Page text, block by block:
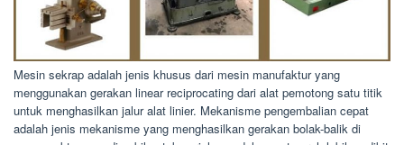
Mesin sekrap adalah jenis khusus dari mesin manufaktur yang
menggunakan gerakan linear reciprocating dari alat pemotong satu titik
untuk menghasilkan jalur alat linier. Mekanisme pengembalian cepat
adalah jenis mekanisme yang menghasilkan gerakan bolak-balik di